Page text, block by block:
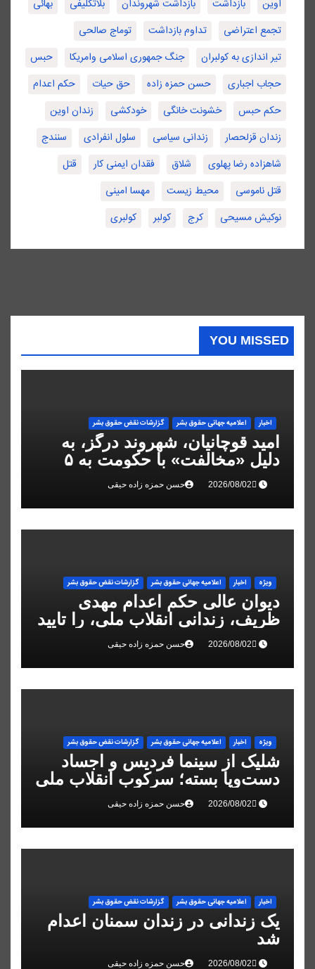
اوین بازداشت بازداشت شهروندان بلاتکلیفی
بهائی
تجمع اعتراضی
تداوم بازداشت
توماج صالحی
تیر اندازی به کولبران
جنگ جمهوری اسلامی وامریکا
حبس
حجاب اجباری
حسن حمزه زاده حق حیات
حکم اعدام
حکم حبس
خشونت خانگی خودکشی
زندان اوین
زندان قزلحصار
زندانی سیاسی سلول انفرادی
سنندج
شاهزاده رضا پهلوی
شلاق فقدان ایمنی کار
قتل
قتل ناموسی
محیط زیست
مهسا امینی
نوکیش مسیحی
کرج کولبر کولبری
YOU MISSED
اخبار اعلاميه جهانی حقوق بشر گزارشات نقض حقوق بشر
امید قوچانیان، شهروند درگز، به
دلیل «مخالفت» با حکومت به ۵
سال زندان محکوم شد
حسن حمزه زاده حیقی
ویژه اخبار اعلاميه جهانی حقوق بشر گزارشات نقض حقوق بشر
دیوان عالی حکم اعدام مهدی
ظریف، زندانی انقلاب ملی، را تایید
کرد
حسن حمزه زاده حیقی
ویژه اخبار اعلاميه جهانی حقوق بشر گزارشات نقض حقوق بشر
شلیک از سینما فردیس و اجساد
دست‌وپا بسته؛ سرکوب انقلاب ملی
در البرز
حسن حمزه زاده حیقی
اخبار اعلاميه جهانی حقوق بشر گزارشات نقض حقوق بشر
یک زندانی در زندان سمنان اعدام
شد
حسن حمزه زاده حیقی